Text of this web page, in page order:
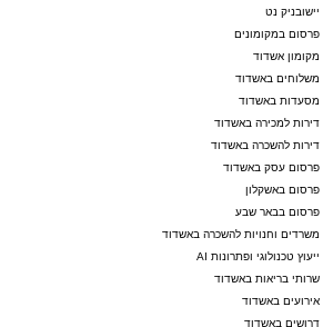
יישובניק נט
פרסום במקומונים
מקומון אשדוד
משלוחים באשדוד
מסעדות באשדוד
דירות למכירה באשדוד
דירות להשכרה באשדוד
פרסום עסק באשדוד
פרסום באשקלון
פרסום בבאר שבע
משרדים וחנויות להשכרה באשדוד
ייעוץ טכנולוגי ופתרונות AI
שרותי בריאות באשדוד
אירועים באשדוד
דרושים באשדוד